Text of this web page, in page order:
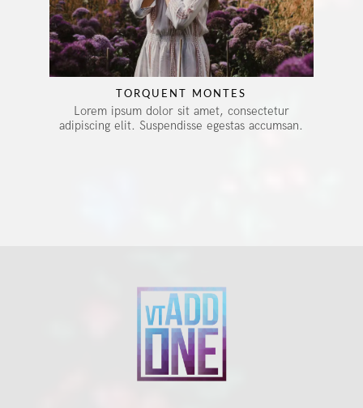
TORQUENT MONTES
Lorem ipsum dolor sit amet, consectetur
adipiscing elit. Suspendisse egestas accumsan.